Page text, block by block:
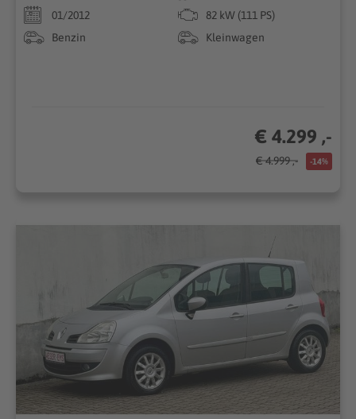
01/2012
82 kW (111 PS)
Benzin
Kleinwagen
€ 4.299 ,-
€ 4.999 ,- -14%